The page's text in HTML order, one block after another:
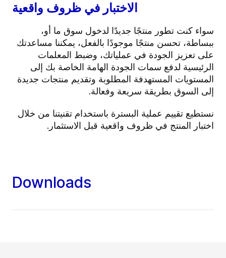
الاختبار في ظروف واقعية
سواء كنت تطور منتجًا جديدًا لدخول سوق ما أو،
ببساطة، تحسن منتجًا موجودًا بالفعل، يمكننا مساعدتك
على تعزيز الجودة في عملياتك، وضبط المعلمات
الرئيسية لدفع سمات الجودة الهامة الخاصة بك إلى
المستويات المستهدفة المطلوبة وتقديم منتجات جديدة
إلى السوق بطريقة سريعة وفعالة.
نستطيع تقييم عملية البسترة باستخدام تقنيتنا من خلال
اختبار المنتج في ظروف واقعية قبل الاستثمار.
Downloads